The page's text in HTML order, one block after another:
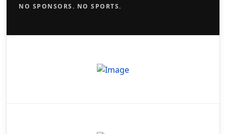
NO SPONSORS. NO SPORTS.